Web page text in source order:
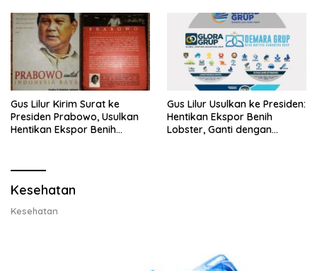
Gus Lilur Kirim Surat ke
Presiden Prabowo, Usulkan
Hentikan Ekspor Benih
Gus Lilur Usulkan ke Presiden:
Hentikan Ekspor Benih
Lobster, Ganti dengan
Kesehatan
Kesehatan